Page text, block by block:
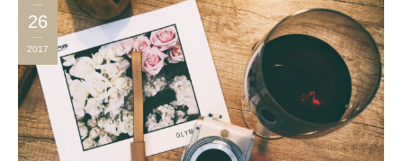
26
2017